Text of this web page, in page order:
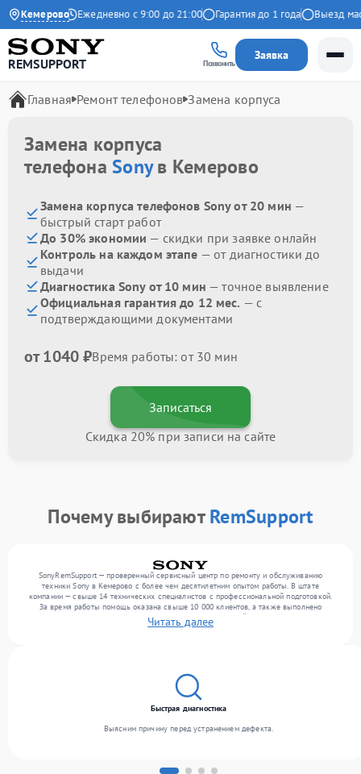
Кемерово
на Яндекс Ежедневно с 9:00 до 21:00 Гарантия до 1 года Выезд
REMSUPPORT Позвонить
Заявка
Главная Ремонт телефонов Замена корпуса
Замена корпуса
телефонаSonyв Кемерово
Замена корпуса телефонов Sony от 20 мин —
быстрый старт работ
До 30% экономии — скидки при заявке онлайн
Контроль на каждом этапе — от диагностики до
выдачи
Диагностика Sony от 10 мин — точное выявление
Официальная гарантия до 12 мес. — с
подтверждающими документами
от 1040 ₽Время работы: от 30 мин
Записаться
Скидка 20% при записи на сайте
Почему выбираютRemSupport
SonyRemSupport — проверенный сервисный центр по ремонту и обслуживанию
техники Sony в Кемерово с более чем десятилетним опытом работы. В штате
компании — свыше 14 технических специалистов с профессиональной подготовкой.
За время работы помощь оказана свыше 10 000 клиентов, а также выполнено
выполнено более 12 000 ремонтов. Ежемесячно в сервисный центр поступает свыше
300 единиц техники, включая , , . Мы выполняем ремонт различного уровня сложности
Читать далее
Быстрая диагностика
Выясним причину перед устранением дефекта.